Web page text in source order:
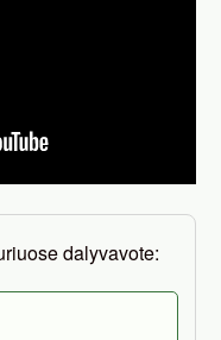
dalyvavote: